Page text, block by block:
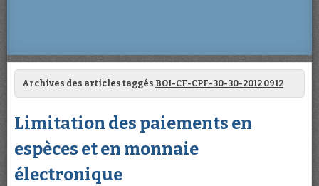
Archives des articles taggés BOI-CF-CPF-30-30-2012 0912
Limitation des paiements en
espèces et en monnaie
électronique